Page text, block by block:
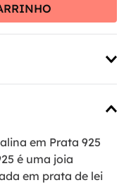
em Prata 925
é uma joia
em prata de lei